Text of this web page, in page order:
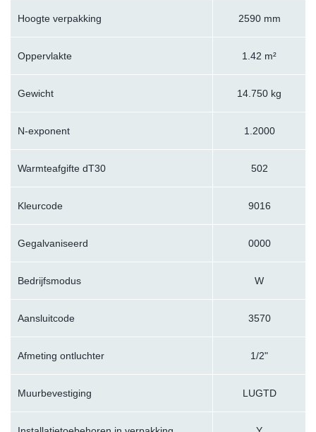
Hoogte verpakking 2590 mm
Oppervlakte 1.42 m²
Gewicht 14.750 kg
N-exponent 1.2000
Warmteafgifte dT30 502
Kleurcode 9016
Gegalvaniseerd 0000
Bedrijfsmodus W
Aansluitcode 3570
Afmeting ontluchter 1/2"
Muurbevestiging LUGTD